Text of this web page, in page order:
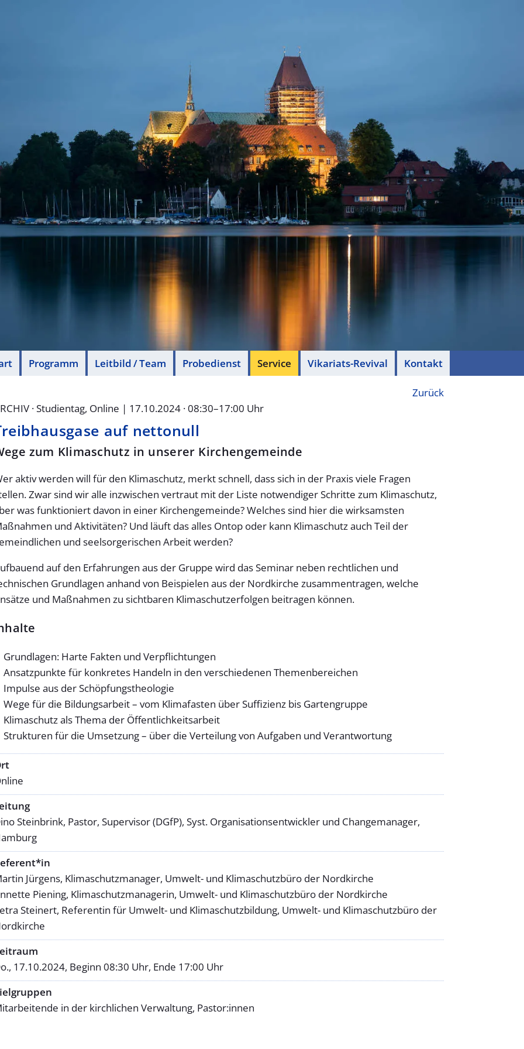
Programm Leitbild / Team Probedienst Service Vikariats-Revival Kontakt
Zurück
· Studientag, Online | 17.10.2024 · 08:30–17:00 Uhr
auf nettonull
zum Klimaschutz in unserer Kirchengemeinde
aktiv werden will für den Klimaschutz, merkt schnell, dass sich in der Praxis viele Fragen
Zwar sind wir alle inzwischen vertraut mit der Liste notwendiger Schritte zum Klimaschutz,
was funktioniert davon in einer Kirchengemeinde? Welches sind hier die wirksamsten
und Aktivitäten? Und läuft das alles Ontop oder kann Klimaschutz auch Teil der
und seelsorgerischen Arbeit werden?
auf den Erfahrungen aus der Gruppe wird das Seminar neben rechtlichen und
Grundlagen anhand von Beispielen aus der Nordkirche zusammentragen, welche
und Maßnahmen zu sichtbaren Klimaschutzerfolgen beitragen können.
Grundlagen: Harte Fakten und Verpflichtungen
Ansatzpunkte für konkretes Handeln in den verschiedenen Themenbereichen
Impulse aus der Schöpfungstheologie
Wege für die Bildungsarbeit – vom Klimafasten über Suffizienz bis Gartengruppe
Klimaschutz als Thema der Öffentlichkeitsarbeit
Strukturen für die Umsetzung – über die Verteilung von Aufgaben und Verantwortung
Steinbrink, Pastor, Supervisor (DGfP), Syst. Organisationsentwickler und Changemanager,
Jürgens, Klimaschutzmanager, Umwelt- und Klimaschutzbüro der Nordkirche
Piening, Klimaschutzmanagerin, Umwelt- und Klimaschutzbüro der Nordkirche
Steinert, Referentin für Umwelt- und Klimaschutzbildung, Umwelt- und Klimaschutzbüro der
17.10.2024, Beginn 08:30 Uhr, Ende 17:00 Uhr
in der kirchlichen Verwaltung, Pastor:innen